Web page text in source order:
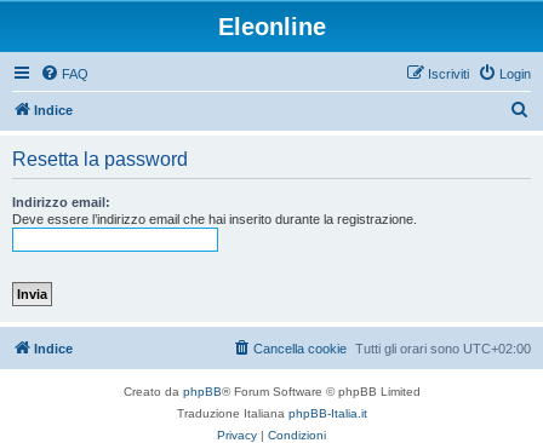
Eleonline
FAQ Login
Iscriviti
Indice
Resetta la password
Indirizzo email:
Deve essere l’indirizzo email che hai inserito durante la registrazione.
Indice Tutti gli orari sono UTC+02:00
Cancella cookie
Creato da phpBB® Forum Software © phpBB Limited
Traduzione Italiana phpBB-Italia.it
Privacy | Condizioni